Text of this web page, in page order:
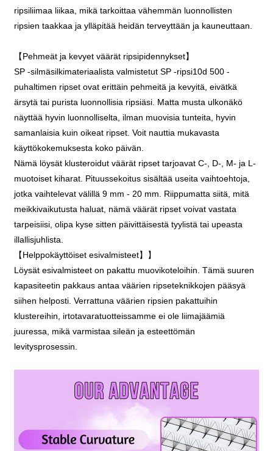
ripsiliimaa liikaa, mikä tarkoittaa vähemmän luonnollisten
ripsien taakkaa ja ylläpitää heidän terveyttään ja kauneuttaan.
【Pehmeät ja kevyet väärät ripsipidennykset】
SP -silmäsilkimateriaalista valmistetut SP -ripsi10d 500 -
puhaltimen ripset ovat erittäin pehmeitä ja kevyitä, eivätkä
ärsytä tai purista luonnollisia ripsiäsi. Matta musta ulkonäkö
näyttää hyvin luonnolliselta, ilman muovisia tunteita, hyvin
samanlaisia ​​kuin oikeat ripset. Voit nauttia mukavasta
käyttökokemuksesta koko päivän.
Nämä löysät klusteroidut väärät ripset tarjoavat C-, D-, M- ja L-
muotoiset kiharat. Pituussekoitus sisältää useita vaihtoehtoja,
jotka vaihtelevat välillä 9 mm - 20 mm. Riippumatta siitä, mitä
meikkivaikutusta haluat, nämä väärät ripset voivat vastata
tarpeisiisi, olipa kyse sitten päivittäisestä tyylistä tai upeasta
illallisjuhlista.
【Helppokäyttöiset esivalmisteet】】
Löysät esivalmisteet on pakattu muovikoteloihin. Tämä suuren
kapasiteetin pakkaus antaa väärien ripseteknikkojen pääsyä
siihen helposti. Verrattuna väärien ripsien pakattuihin
klustereihin, irtotavaratuotteissamme ei ole liimajäämiä
juuressa, mikä varmistaa sileän ja esteettömän
levitysprosessin.